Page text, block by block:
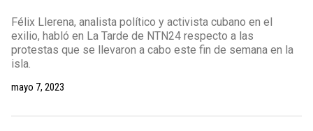
Félix Llerena, analista político y activista cubano en el
exilio, habló en La Tarde de NTN24 respecto a las
protestas que se llevaron a cabo este fin de semana en la
isla.
mayo 7, 2023